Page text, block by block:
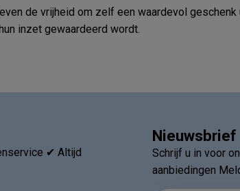
de vrijheid om zelf een waardevol
inzet gewaardeerd wordt.
✔ Altijd
Nieuwsbrief
Schrijf u in voor
aanbiedingen